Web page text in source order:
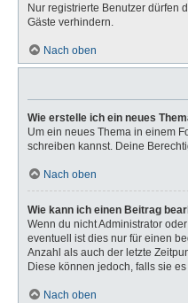
Nur registrierte Benutzer dürfen
Gäste verhindern.
Nach oben
Wie erstelle ich ein neues
Um ein neues Thema in einem
schreiben kannst. Deine
Nach oben
Wie kann ich einen Beitrag
Wenn du nicht Administrator
eventuell ist dies nur für einen
Anzahl als auch der letzte
Diese können jedoch, falls sie
Nach oben